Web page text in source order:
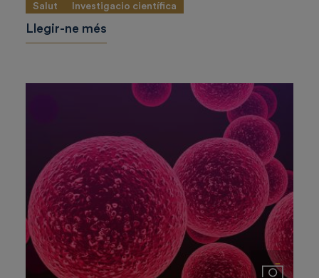
Salut Investigacio científica
Llegir-ne més
Imágenes